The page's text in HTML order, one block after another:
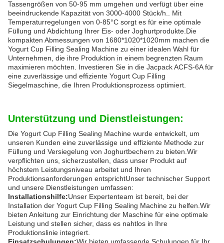
Tassengrößen von 50-95 mm umgehen und verfügt über eine
beeindruckende Kapazität von 3000-4000 Stück/h.. Mit
Temperaturregelungen von 0-85°C sorgt es für eine optimale
Füllung und Abdichtung Ihrer Eis- oder Joghurtprodukte.Die
kompakten Abmessungen von 1680*1020*1020mm machen die
Yogurt Cup Filling Sealing Machine zu einer idealen Wahl für
Unternehmen, die ihre Produktion in einem begrenzten Raum
maximieren möchten. Investieren Sie in die Jacpack ACFS-6A für
eine zuverlässige und effiziente Yogurt Cup Filling
Siegelmaschine, die Ihren Produktionsprozess optimiert.
Unterstützung und Dienstleistungen:
Die Yogurt Cup Filling Sealing Machine wurde entwickelt, um
unseren Kunden eine zuverlässige und effiziente Methode zur
Füllung und Versiegelung von Joghurtbechern zu bieten.Wir
verpflichten uns, sicherzustellen, dass unser Produkt auf
höchstem Leistungsniveau arbeitet und Ihren
Produktionsanforderungen entsprichtUnser technischer Support
und unsere Dienstleistungen umfassen:
Installationshilfe:Unser Expertenteam ist bereit, bei der
Installation der Yogurt Cup Filling Sealing Machine zu helfen.Wir
bieten Anleitung zur Einrichtung der Maschine für eine optimale
Leistung und stellen sicher, dass es nahtlos in Ihre
Produktionslinie integriert.